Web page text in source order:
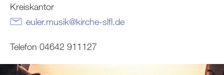
Kreiskantor
euler.musik@kirche-slfl.de
Telefon 04642 911127